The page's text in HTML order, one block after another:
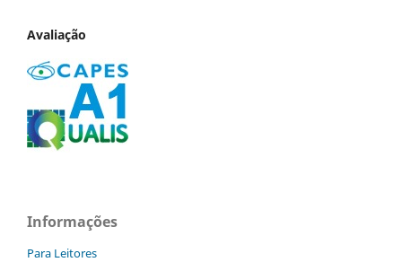
Avaliação
Informações
Para Leitores